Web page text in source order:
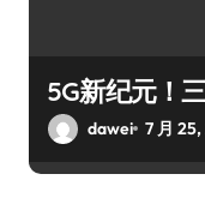
5G新纪元！
dawei 7 月